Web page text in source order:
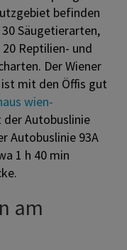
befinden
Säugetierarten,
Reptilien- und
Der Wiener
mit den Öffis gut
wien-
Autobuslinie
Autobuslinie 93A
1 h 40 min
am